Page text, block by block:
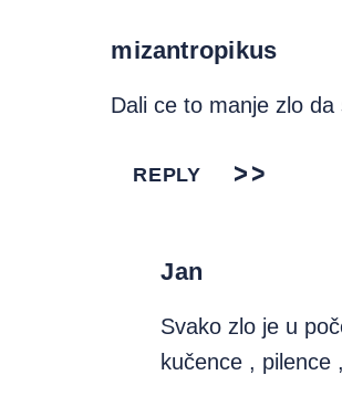
mizantropikus
Dali ce to manje zlo
REPLY
Jan
Svako zlo je u
kučence , pilence